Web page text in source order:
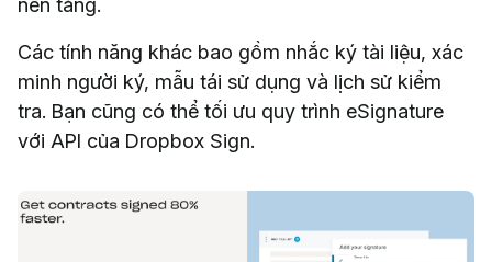
nền tảng.
Các tính năng khác bao gồm nhắc ký tài liệu, xác
minh người ký, mẫu tái sử dụng và lịch sử kiểm
tra. Bạn cũng có thể tối ưu quy trình eSignature
với API của Dropbox Sign.